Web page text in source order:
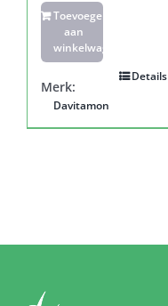
Toevoegen
aan
winkelwagen
Details
Merk:
Davitamon